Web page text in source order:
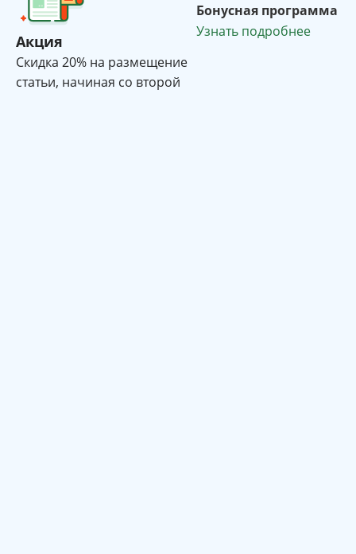
Акция
Cкидка 20% на размещение
статьи, начиная со второй
Бонусная программа
Узнать подробнее